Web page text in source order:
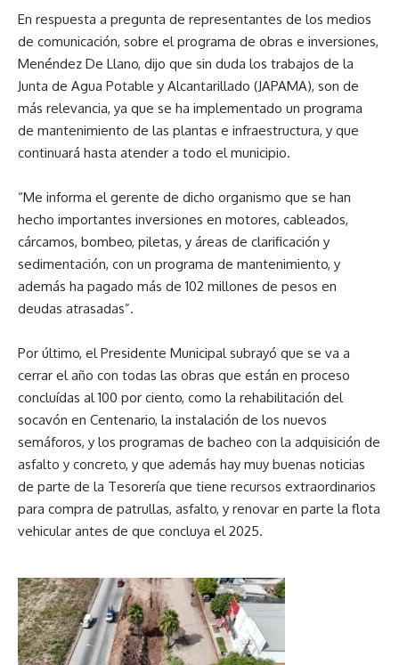
En respuesta a pregunta de representantes de los medios
de comunicación, sobre el programa de obras e inversiones,
Menéndez De Llano, dijo que sin duda los trabajos de la
Junta de Agua Potable y Alcantarillado (JAPAMA), son de
más relevancia, ya que se ha implementado un programa
de mantenimiento de las plantas e infraestructura, y que
continuará hasta atender a todo el municipio.
“Me informa el gerente de dicho organismo que se han
hecho importantes inversiones en motores, cableados,
cárcamos, bombeo, piletas, y áreas de clarificación y
sedimentación, con un programa de mantenimiento, y
además ha pagado más de 102 millones de pesos en
deudas atrasadas”.
Por último, el Presidente Municipal subrayó que se va a
cerrar el año con todas las obras que están en proceso
concluídas al 100 por ciento, como la rehabilitación del
socavón en Centenario, la instalación de los nuevos
semáforos, y los programas de bacheo con la adquisición de
asfalto y concreto, y que además hay muy buenas noticias
de parte de la Tesorería que tiene recursos extraordinarios
para compra de patrullas, asfalto, y renovar en parte la flota
vehicular antes de que concluya el 2025.